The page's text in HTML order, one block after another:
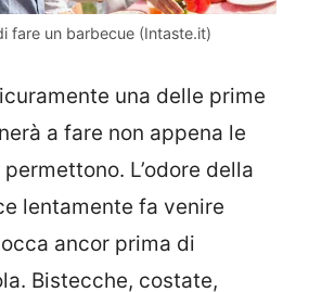
fare un barbecue (Intaste.it)
una delle prime
a fare non appena le
L’odore della
lentamente fa venire
ancor prima di
Bistecche, costate,